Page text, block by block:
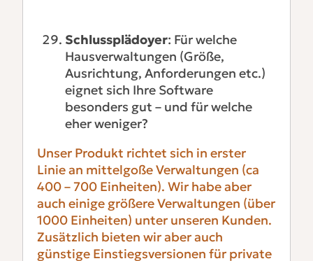
Schlussplädoyer: Für welche
Hausverwaltungen (Größe,
Ausrichtung, Anforderungen etc.)
eignet sich Ihre Software
besonders gut – und für welche
eher weniger?
Unser Produkt richtet sich in erster
Linie an mittelgoße Verwaltungen (ca
400 – 700 Einheiten). Wir habe aber
auch einige größere Verwaltungen (über
1000 Einheiten) unter unseren Kunden.
Zusätzlich bieten wir aber auch
günstige Einstiegsversionen für private